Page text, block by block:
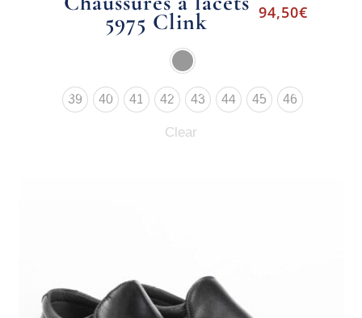
5975 Clink 94,50€
39 40 41 42 43 44 45 46
Clear